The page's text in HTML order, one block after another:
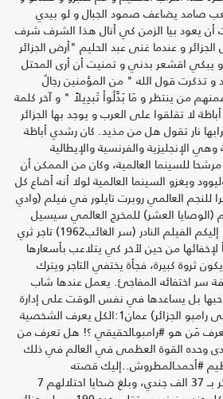
صامد يضاعف صمود الجبال و لو بيدي
يعود بيا الزمن كي أنال هذا الشرف شرف
و عندما غنى عبد الحليم "أرض الجزائر
يبكي اقشعر بدني و تمنيت أن أرى المحتل
تذكرت قول الله " من المؤمنين رجالٌ
من ينتظر و مَا بَدَّلُواْ تَبدِيلاً " و آخر كلمة
لا تقلقوا على العرب و يوجد بها الجزائر
نار تقول هل من مذيد. كان رشدي أباظة
الإنجليزية والفرنسية والإيطالية
مرشحا للسينما العالمية، وكان من الممكن أن
ويغزو السينما العالمية لولا أنه أضاع كل
للنجم العالمي روبرت تايلور في فيلم (وادي
العشر) للمخرج العالمي سيسيل
ديميل، وغيرها من الأعمال. إليكم الفيلم النادر (سر الغائب1962) تاجر ثري
لإخفائها من حين لأخر كي يتلاعب بأسعارها
ثروة كبيرة، فجأة يختفي التاجر ويترك
سر اختفائه المفاجئ. يعمل عندها شاب
بل يساعدها في نفس الوقت على إدارة
المتجر الكبير. 2 ـ (تعرفوا على رامبو الجزائر) عمان1:الكل يعرف الشخصية
مَن هو #رامبوـالحقيقي ؟! هل تعرف من
وحده القوة العظمى في العالم في ذلك
#أحمدـالمطروش..إليك قصته
العظيمة:دخلت فرنسا الجزائر بــ 37 الف جندي، وبلغ ضحايا احتلالهم 7